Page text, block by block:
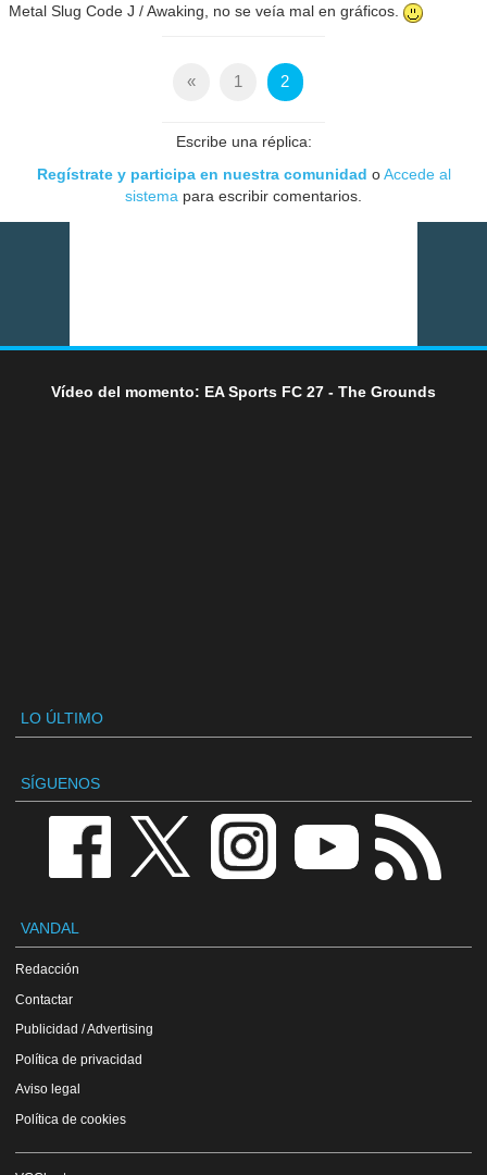
Metal Slug Code J / Awaking, no se veía mal en gráficos.
« 1 2
Escribe una réplica:
Regístrate y participa en nuestra comunidad oAccede al
sistema para escribir comentarios.
Vídeo del momento: EA Sports FC 27 - The Grounds
LO ÚLTIMO
SÍGUENOS
VANDAL
Redacción
Contactar
Publicidad / Advertising
Política de privacidad
Aviso legal
Política de cookies